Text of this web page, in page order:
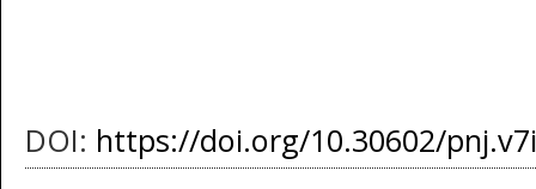
DOI: https://doi.org/10.30602/